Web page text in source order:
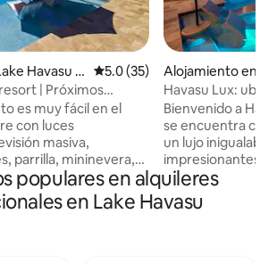
Havasu C Calificación promedio: 5.0 de
5.0 (35)
| Próximos
es muy fácil en el
con luces
masiva,
parrilla, mininevera,
y una
vacacional. Estamos
la ciudad y de las
Alojamiento en
u City
Havasu Lux:
al lago, piscina y
Bienvenido a
se encuentra con
un lujo inigualable
impresionantes
PRIVILEGIADA
Highway”! – 3 dormitorios | 2 baños |
Capacidad para
populares en alquileres
en Lake Havasu